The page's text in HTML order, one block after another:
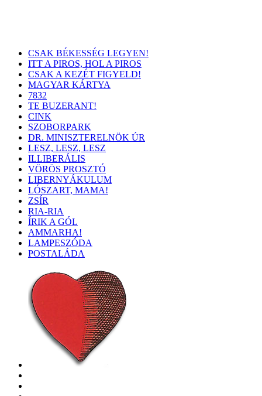
CSAK BÉKESSÉG LEGYEN!
ITT A PIROS, HOL A PIROS
CSAK A KEZÉT FIGYELD!
MAGYAR KÁRTYA
7832
TE BUZERANT!
CINK
SZOBORPARK
DR. MINISZTERELNÖK ÚR
LESZ, LESZ, LESZ
ILLIBERÁLIS
VÖRÖS PROSZTÓ
LIBERNYÁKULUM
LÓSZART, MAMA!
ZSÍR
RIA-RIA
ÍRIK A GÓL
AMMARHA!
LAMPESZÓDA
POSTALÁDA